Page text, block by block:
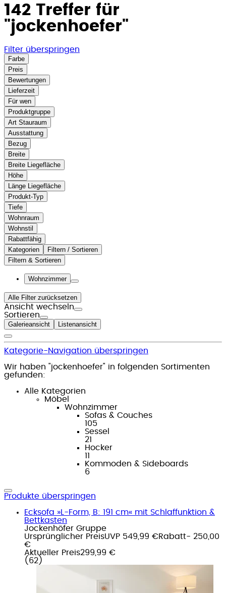
142 Treffer für
"jockenhoefer"
Filter überspringen
Farbe
Preis
Bewertungen
Lieferzeit
Für wen
Produktgruppe
Art Stauraum
Ausstattung
Bezug
Breite
Breite Liegefläche
Höhe
Länge Liegefläche
Produkt-Typ
Tiefe
Wohnraum
Wohnstil
Rabattfähig
Kategorien
Filtern / Sortieren
Filtern & Sortieren
Wohnzimmer
Alle Filter zurücksetzen
Ansicht wechseln
Sortieren
Galerieansicht Listenansicht
Kategorie-Navigation überspringen
Wir haben "jockenhoefer" in folgenden Sortimenten
gefunden:
Alle Kategorien
Möbel
Wohnzimmer
Sofas & Couches
105
Sessel
21
Hocker
11
Kommoden & Sideboards
6
Produkte überspringen
Ecksofa »L-Form, B: 191 cm« mit Schlaffunktion &
Bettkasten
Jockenhöfer Gruppe
Ursprünglicher PreisUVP 549,99 €Rabatt- 250,00
€
Aktueller Preis299,99 €
( 62 )